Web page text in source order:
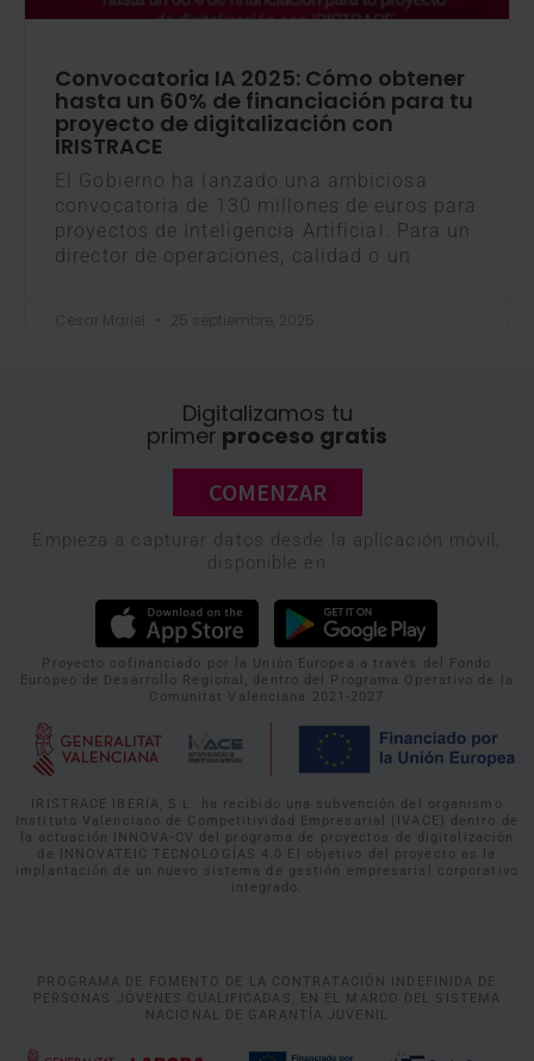
Convocatoria IA 2025: Cómo obtener
hasta un 60% de financiación para tu
proyecto de digitalización con
IRISTRACE
El Gobierno ha lanzado una ambiciosa
convocatoria de 130 millones de euros para
proyectos de Inteligencia Artificial. Para un
director de operaciones, calidad o un
Digitalizamos tu
primer proceso gratis
COMENZAR
Empieza a capturar datos desde la aplicación móvil,
disponible en
Proyecto cofinanciado por la Unión Europea a través del Fondo
Europeo de Desarrollo Regional, dentro del Programa Operativo de la
Comunitat Valenciana 2021-2027
IRISTRACE IBERIA, S.L. ha recibido una subvención del organismo
Instituto Valenciano de Competitividad Empresarial (IVACE) dentro de
la actuación INNOVA-CV del programa de proyectos de digitalización
de INNOVATEIC TECNOLOGÍAS 4.0 El objetivo del proyecto es la
implantación de un nuevo sistema de gestión empresarial corporativo
integrado.
PROGRAMA DE FOMENTO DE LA CONTRATACIÓN INDEFINIDA DE
PERSONAS JÓVENES CUALIFICADAS, EN EL MARCO DEL SISTEMA
NACIONAL DE GARANTÍA JUVENIL